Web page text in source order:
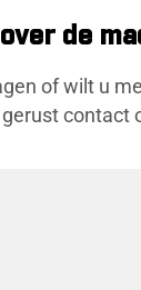
de
of wilt u
contact